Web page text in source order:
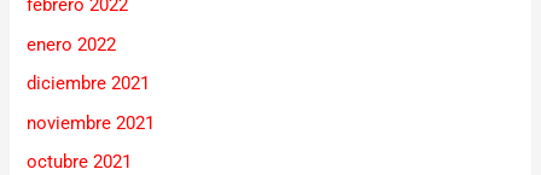
febrero 2022
enero 2022
diciembre 2021
noviembre 2021
octubre 2021